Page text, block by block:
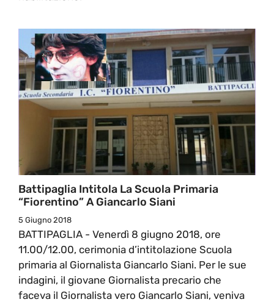
Battipaglia Intitola La Scuola Primaria
“Fiorentino” A Giancarlo Siani
5 Giugno 2018
BATTIPAGLIA - Venerdì 8 giugno 2018, ore
11.00/12.00, cerimonia d’intitolazione Scuola
primaria al Giornalista Giancarlo Siani. Per le sue
indagini, il giovane Giornalista precario che
faceva il Giornalista vero Giancarlo Siani, veniva